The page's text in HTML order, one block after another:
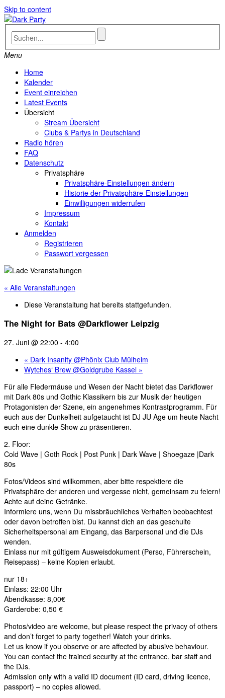
Skip to content
Menu
Home
Kalender
Event einreichen
Latest Events
Übersicht
Stream Übersicht
Clubs & Partys in Deutschland
Radio hören
FAQ
Datenschutz
Privatsphäre
Privatsphäre-Einstellungen ändern
Historie der Privatsphäre-Einstellungen
Einwilligungen widerrufen
Impressum
Kontakt
Anmelden
Registrieren
Passwort vergessen
« Alle Veranstaltungen
Diese Veranstaltung hat bereits stattgefunden.
The Night for Bats @Darkflower Leipzig
27. Juni @ 22:00 - 4:00
« Dark Insanity @Phönix Club Mülheim
Wytches‘ Brew @Goldgrube Kassel »
Für alle Fledermäuse und Wesen der Nacht bietet das Darkflower
mit Dark 80s und Gothic Klassikern bis zur Musik der heutigen
Protagonisten der Szene, ein angenehmes Kontrastprogramm. Für
euch aus der Dunkelheit aufgetaucht ist DJ JU Age um heute Nacht
euch eine dunkle Show zu präsentieren.
2. Floor:
Cold Wave | Goth Rock | Post Punk | Dark Wave | Shoegaze |Dark
80s
Fotos/Videos sind willkommen, aber bitte respektiere die
Privatsphäre der anderen und vergesse nicht, gemeinsam zu feiern!
Achte auf deine Getränke.
Informiere uns, wenn Du missbräuchliches Verhalten beobachtest
oder davon betroffen bist. Du kannst dich an das geschulte
Sicherheitspersonal am Eingang, das Barpersonal und die DJs
wenden.
Einlass nur mit gültigem Ausweisdokument (Perso, Führerschein,
Reisepass) – keine Kopien erlaubt.
nur 18+
Einlass: 22:00 Uhr
Abendkasse: 8,00€
Garderobe: 0,50 €
Photos/video are welcome, but please respect the privacy of others
and don’t forget to party together! Watch your drinks.
Let us know if you observe or are affected by abusive behaviour.
You can contact the trained security at the entrance, bar staff and
the DJs.
Admission only with a valid ID document (ID card, driving licence,
passport) – no copies allowed.